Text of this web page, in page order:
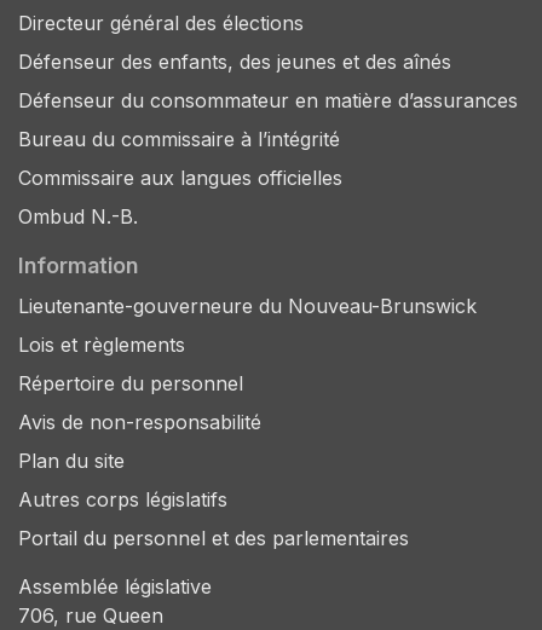
Directeur général des élections
Défenseur des enfants, des jeunes et des aînés
Défenseur du consommateur en matière d’assurances
Bureau du commissaire à l’intégrité
Commissaire aux langues officielles
Ombud N.-B.
Information
Lieutenante-gouverneure du Nouveau-Brunswick
Lois et règlements
Répertoire du personnel
Avis de non-responsabilité
Plan du site
Autres corps législatifs
Portail du personnel et des parlementaires
Assemblée législative
706, rue Queen